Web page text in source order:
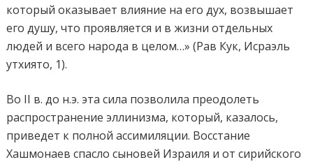
который оказывает влияние на его дух, возвышает
его душу, что проявляется и в жизни отдельных
людей и всего народа в целом…» (Рав Кук, Исраэль
утхиято, 1).
Во II в. до н.э. эта сила позволила преодолеть
распространение эллинизма, который, казалось,
приведет к полной ассимиляции. Восстание
Хашмонаев спасло сыновей Израиля и от сирийского